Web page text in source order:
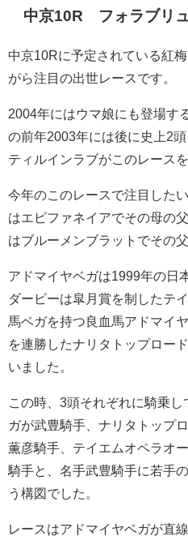
中京10R フォラブリ
中京10Rに予定されている紅
がら注目の出世レースです。
2004年にはウマ娘にも登場す
の前年2003年には後に史上2
ティルインラブがこのレース
今年のこのレースで注目した
はエピファネイアでその母の
はブルーメンブラットでその
アドマイヤベガは1999年の日
ダービーは皐月賞を制したテ
馬ベガを持つ良血馬アドマイ
を連勝したナリタトップロー
いました。
この時、3頭それぞれに騎乗
ガが武豊騎手、ナリタトップ
薫彦騎手、テイエムオペラオ
騎手と、名手武豊騎手に若手
う構図でした。
レースはアドマイヤベガが直